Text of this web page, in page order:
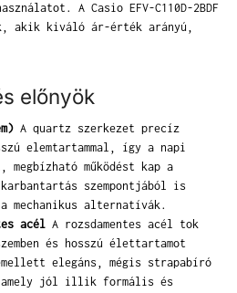
A Casio EFV-C110D-2BDF
akik kiváló ár-érték arányú,
előnyök
A quartz szerkezet precíz
elemtartammal, így a napi
működést kap a
szempontjából is
mechanikus alternatívák.
acél A rozsdamentes acél tok
és hosszú élettartamot
elegáns, mégis strapabíró
amely jól illik formális és